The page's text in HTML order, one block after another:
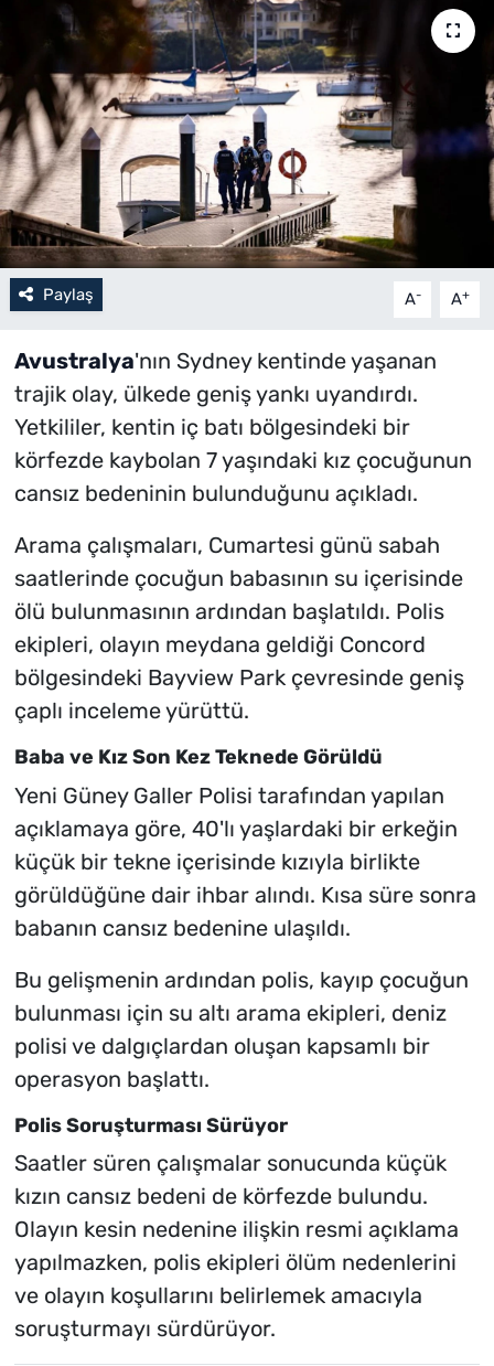
Paylaş A- A+
Avustralya'nın Sydney kentinde yaşanan
trajik olay, ülkede geniş yankı uyandırdı.
Yetkililer, kentin iç batı bölgesindeki bir
körfezde kaybolan 7 yaşındaki kız çocuğunun
cansız bedeninin bulunduğunu açıkladı.
Arama çalışmaları, Cumartesi günü sabah
saatlerinde çocuğun babasının su içerisinde
ölü bulunmasının ardından başlatıldı. Polis
ekipleri, olayın meydana geldiği Concord
bölgesindeki Bayview Park çevresinde geniş
çaplı inceleme yürüttü.
Baba ve Kız Son Kez Teknede Görüldü
Yeni Güney Galler Polisi tarafından yapılan
açıklamaya göre, 40'lı yaşlardaki bir erkeğin
küçük bir tekne içerisinde kızıyla birlikte
görüldüğüne dair ihbar alındı. Kısa süre sonra
babanın cansız bedenine ulaşıldı.
Bu gelişmenin ardından polis, kayıp çocuğun
bulunması için su altı arama ekipleri, deniz
polisi ve dalgıçlardan oluşan kapsamlı bir
operasyon başlattı.
Polis Soruşturması Sürüyor
Saatler süren çalışmalar sonucunda küçük
kızın cansız bedeni de körfezde bulundu.
Olayın kesin nedenine ilişkin resmi açıklama
yapılmazken, polis ekipleri ölüm nedenlerini
ve olayın koşullarını belirlemek amacıyla
soruşturmayı sürdürüyor.